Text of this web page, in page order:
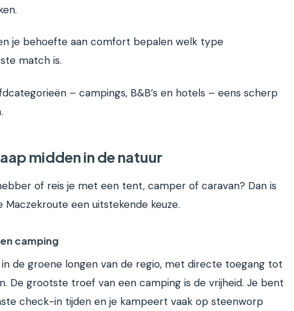
je behoefte aan comfort bepalen welk type
match is.
– campings, B&B’s en hotels – eens scherp
midden in de natuur
of reis je met een tent, camper of caravan? Dan is
Maczekroute een uitstekende keuze.
camping
de groene longen van de regio, met directe toegang tot
De grootste troef van een camping is de vrijheid. Je bent
check-in tijden en je kampeert vaak op steenworp